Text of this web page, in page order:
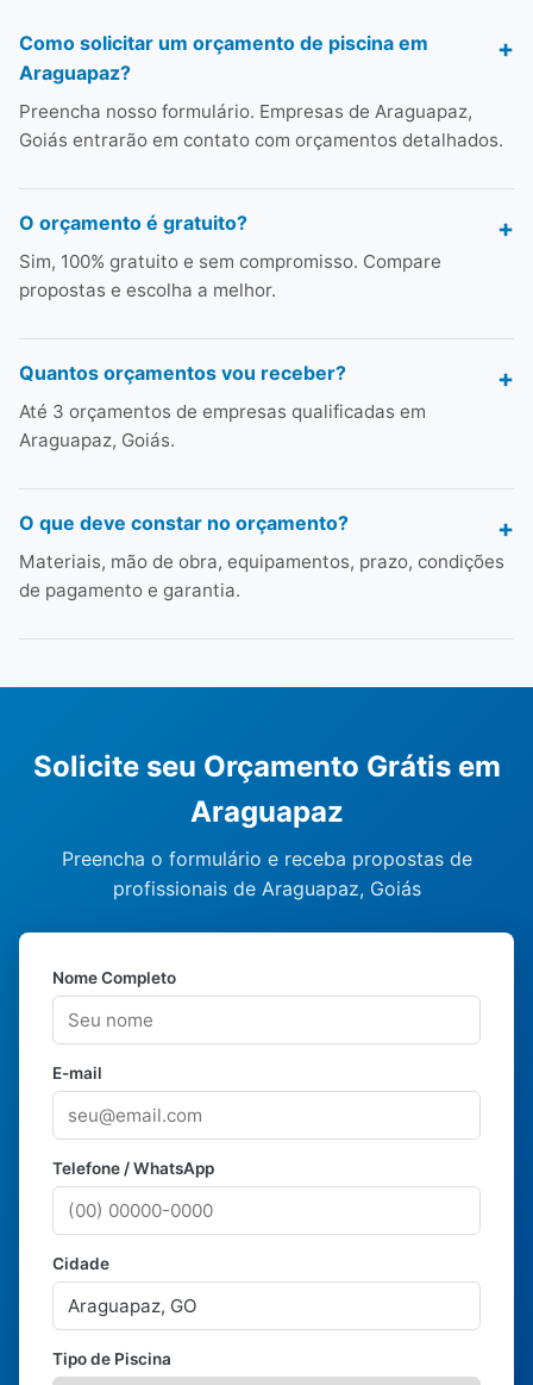
Como solicitar um orçamento de piscina em
Araguapaz?
Preencha nosso formulário. Empresas de Araguapaz,
Goiás entrarão em contato com orçamentos detalhados.
O orçamento é gratuito?
Sim, 100% gratuito e sem compromisso. Compare
propostas e escolha a melhor.
Quantos orçamentos vou receber?
Até 3 orçamentos de empresas qualificadas em
Araguapaz, Goiás.
O que deve constar no orçamento?
Materiais, mão de obra, equipamentos, prazo, condições
de pagamento e garantia.
Solicite seu Orçamento Grátis em
Araguapaz
Preencha o formulário e receba propostas de
profissionais de Araguapaz, Goiás
Nome Completo
E-mail
Telefone / WhatsApp
Cidade
Tipo de Piscina